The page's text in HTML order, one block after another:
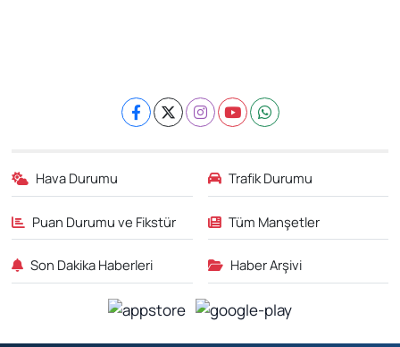
Hava Durumu Trafik Durumu
Puan Durumu ve Fikstür Tüm Manşetler
Son Dakika Haberleri Haber Arşivi